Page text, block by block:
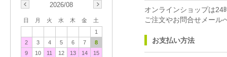
オンラインショップは24
ご注文やお問合せメール
お支払い方法
2026/08
日 月 火 水 木 金
土
1
2
3 4 5 6 7
8
9
10 11 12 13 14
15